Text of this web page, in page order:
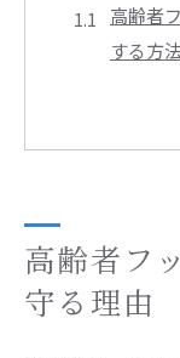
高齢者
する方
と実践
高齢者
説
高齢者
高齢者フ
守る理由